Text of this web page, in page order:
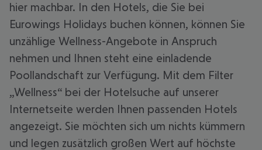
hier machbar. In den Hotels, die Sie bei
Eurowings Holidays buchen können, können Sie
unzählige Wellness-Angebote in Anspruch
nehmen und Ihnen steht eine einladende
Poollandschaft zur Verfügung. Mit dem Filter
„Wellness“ bei der Hotelsuche auf unserer
Internetseite werden Ihnen passenden Hotels
angezeigt. Sie möchten sich um nichts kümmern
und legen zusätzlich großen Wert auf höchste